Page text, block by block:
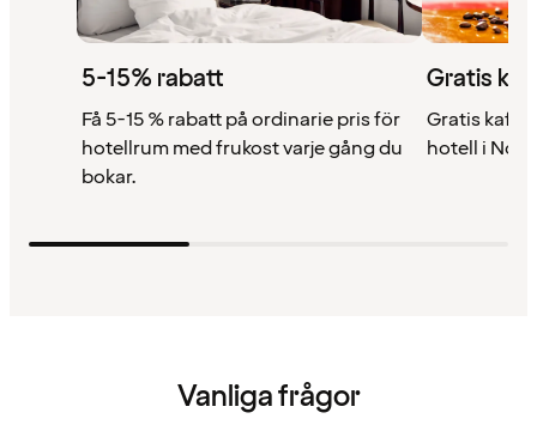
5-15% rabatt
Få 5-15 % rabatt på ordinarie pris för
hotellrum med frukost varje gång du
bokar.
Gratis
Gratis kaffe
hotell i
Vanliga frågor